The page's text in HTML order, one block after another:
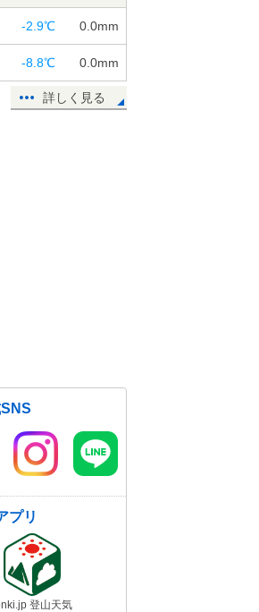
-2.9℃ 0.0mm
-8.8℃ 0.0mm
詳しく見る
プリ
登山天気